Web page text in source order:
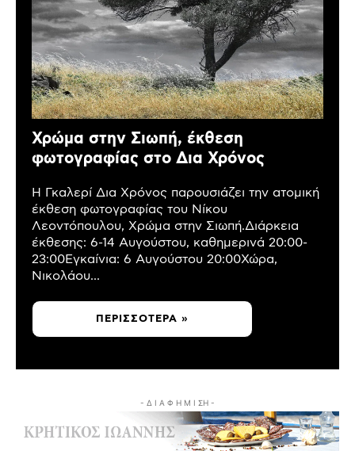
Χρώμα στην Σιωπή, έκθεση
φωτογραφίας στο Δια Χρόνος
Η Γκαλερί Δια Χρόνος παρουσιάζει την ατομική
έκθεση φωτογραφίας του Νίκου
Λεοντόπουλου, Χρώμα στην Σιωπή.Διάρκεια
έκθεσης: 6-14 Αυγούστου, καθημερινά 20:00-
23:00Εγκαίνια: 6 Αυγούστου 20:00Χώρα,
Νικολάου...
ΠΕΡΙΣΣΌΤΕΡΑ »
- Δ Ι Α Φ Η Μ Ι ΣΗ -